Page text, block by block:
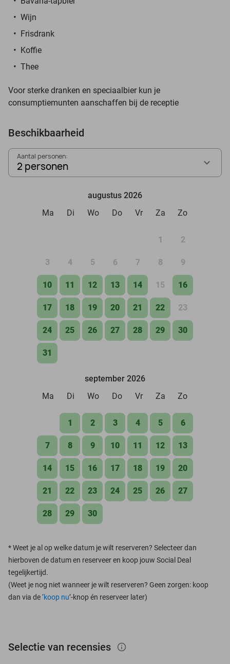
Wijn
Frisdrank
Koffie
Thee
Voor sterke dranken en speciaalbier kun je
consumptiemunten aanschaffen bij de receptie
Beschikbaarheid
Aantal personen:
2 personen
augustus 2026
Ma
Di Wo Do Vr Za Zo
1 2
3 4 5 6 7 8 9
10 11 12 13 14 15 16
17 18 19 20 21 22 23
24 25 26 27 28 29 30
31
september 2026
Ma
Di Wo Do Vr Za Zo
1 2 3 4 5 6
7 8 9 10 11 12 13
14 15 16 17 18 19 20
21 22 23 24 25 26 27
28 29 30
*Weet je al op welke datum je wilt reserveren? Selecteer dan
hierboven de datum en reserveer en koop jouw Social Deal
tegelijkertijd.
(Weet je nog niet wanneer je wilt reserveren? Geen zorgen: koop
dan via de ‘koop nu’-knop én reserveer later)
Selectie van recensies info_outlined